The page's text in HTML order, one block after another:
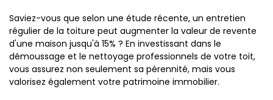
Saviez-vous que selon une étude récente, un entretien
régulier de la toiture peut augmenter la valeur de revente
d'une maison jusqu'à 15% ? En investissant dans le
démoussage et le nettoyage professionnels de votre toit,
vous assurez non seulement sa pérennité, mais vous
valorisez également votre patrimoine immobilier.